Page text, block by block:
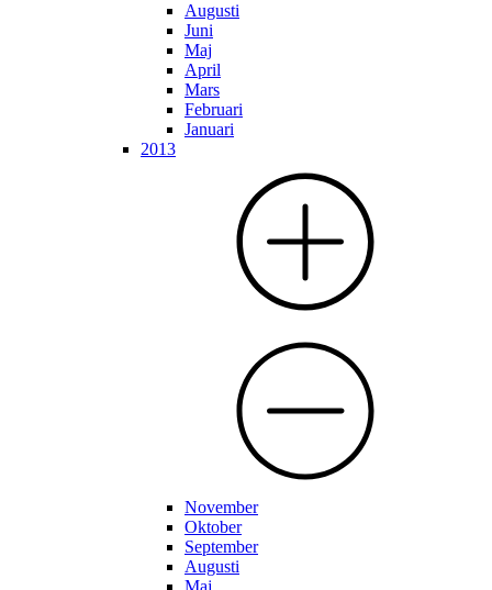
Augusti
Juni
Maj
April
Mars
Februari
Januari
2013
November
Oktober
September
Augusti
Maj